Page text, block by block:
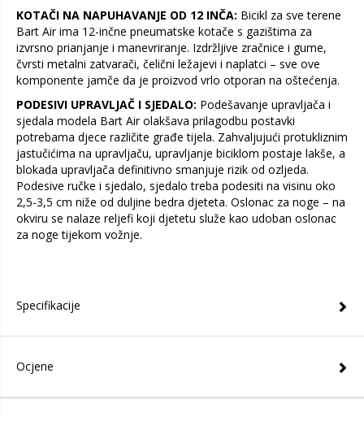
KOTAČI NA NAPUHAVANJE OD 12 INČA: Bicikl za sve terene
Bart Air ima 12-inčne pneumatske kotače s gazištima za
izvrsno prianjanje i manevriranje. Izdržljive zračnice i gume,
čvrsti metalni zatvarači, čelični ležajevi i naplatci – sve ove
komponente jamče da je proizvod vrlo otporan na oštećenja.
PODESIVI UPRAVLJAČ I SJEDALO: Podešavanje upravljača i
sjedala modela Bart Air olakšava prilagodbu postavki
potrebama djece različite građe tijela. Zahvaljujući protukliznim
jastučićima na upravljaču, upravljanje biciklom postaje lakše, a
blokada upravljača definitivno smanjuje rizik od ozljeda.
Podesive ručke i sjedalo, sjedalo treba podesiti na visinu oko
2,5-3,5 cm niže od duljine bedra djeteta. Oslonac za noge – na
okviru se nalaze reljefi koji djetetu služe kao udoban oslonac
za noge tijekom vožnje.
Specifikacije
Ocjene